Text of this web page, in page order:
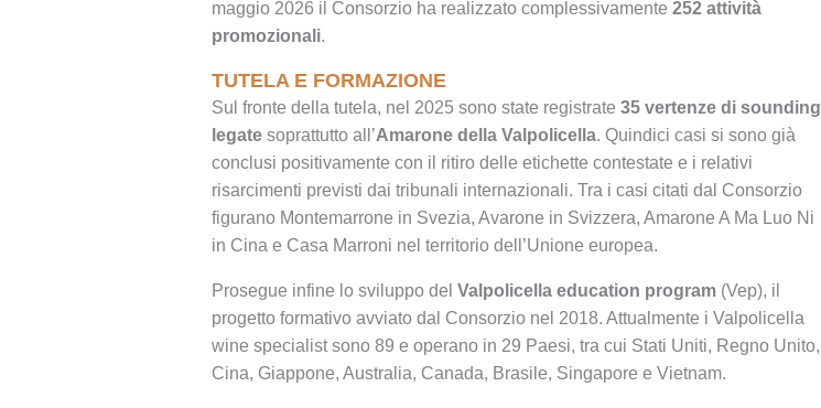
maggio 2026 il Consorzio ha realizzato complessivamente 252 attività
promozionali.
TUTELA E FORMAZIONE
Sul fronte della tutela, nel 2025 sono state registrate 35 vertenze di sounding
legate soprattutto all’Amarone della Valpolicella. Quindici casi si sono già
conclusi positivamente con il ritiro delle etichette contestate e i relativi
risarcimenti previsti dai tribunali internazionali. Tra i casi citati dal Consorzio
figurano Montemarrone in Svezia, Avarone in Svizzera, Amarone A Ma Luo Ni
in Cina e Casa Marroni nel territorio dell’Unione europea.
Prosegue infine lo sviluppo del Valpolicella education program (Vep), il
progetto formativo avviato dal Consorzio nel 2018. Attualmente i Valpolicella
wine specialist sono 89 e operano in 29 Paesi, tra cui Stati Uniti, Regno Unito,
Cina, Giappone, Australia, Canada, Brasile, Singapore e Vietnam.